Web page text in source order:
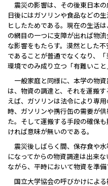
震災の影響は、その後東日本
日後にはガソリンや食品などの
ヒしたためである。現在の生活
の網目の一つに支障が出れば物
な影響をもたらす。漠然とした
であることが普通でなくなり、
環境でのみ成り立つ「有難いこと
一般家庭と同様に、本学の物資
は、物資の調達と、それを運搬
えば、ガソリンは法令により専
時、ガソリンや携行缶の需要が
た。そして運搬する手段の確保
ければ意味が無いのである。
震災後しばらく間、保存食や
になってからの物資調達は出来
ながら、平時において物資を準備
国立大学協会の呼びかけによ